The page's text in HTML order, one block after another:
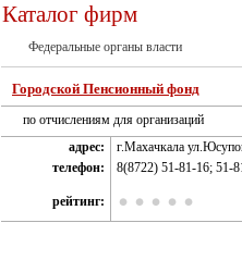
Каталог фирм
Федеральные органы власти
Городской Пенсионный фонд
по отчислениям для организаций
адрес:
г.Махачкала
телефон:
8(8722) 51-81-16; 51-
рейтинг: